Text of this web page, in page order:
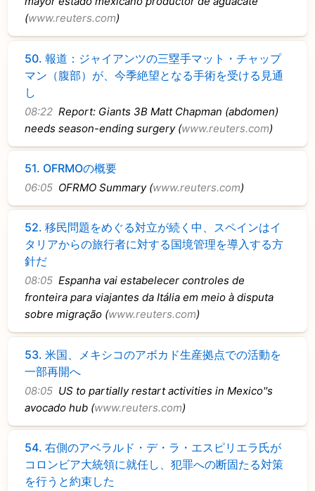
(www.reuters.com)
50.報道：ジャイアンツの三塁手マット・チャップ
マン（腹部）が、今季絶望となる手術を受ける見通
し
08:22 Report: Giants 3B Matt Chapman (abdomen)
needs season-ending surgery (www.reuters.com)
51. OFRMOの概要
06:05 OFRMO Summary (www.reuters.com)
52.移民問題をめぐる対立が続く中、スペインはイ
タリアからの旅行者に対する国境管理を導入する方
針だ
08:05 Espanha vai estabelecer controles de
fronteira para viajantes da Itália em meio à disputa
sobre migração (www.reuters.com)
53.米国、メキシコのアボカド生産拠点での活動を
一部再開へ
08:05 US to partially restart activities in Mexico''s
avocado hub (www.reuters.com)
54.右側のアベラルド・デ・ラ・エスピリエラ氏が
コロンビア大統領に就任し、犯罪への断固たる対策
を行うと約束した